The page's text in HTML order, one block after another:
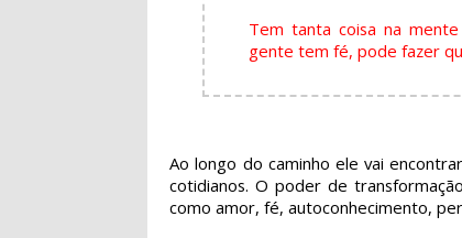
Tem tanta coisa na
gente tem fé, pode fazer
Ao longo do caminho ele vai
cotidianos. O poder de
como amor, fé, autoconhecimento,